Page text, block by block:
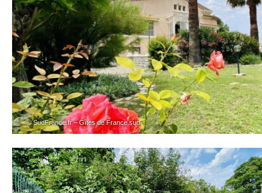
– © SudFrance.fr – Gîtes de France sud